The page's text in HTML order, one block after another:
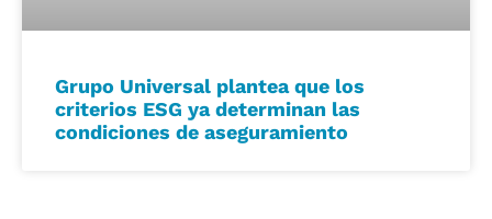
Grupo Universal plantea que los
criterios ESG ya determinan las
condiciones de aseguramiento